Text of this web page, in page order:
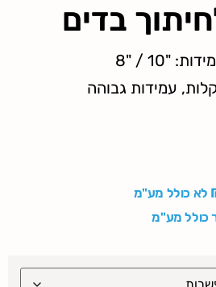
בדים
עמידות גבוהה
לא כולל מע"מ
כולל מע"מ